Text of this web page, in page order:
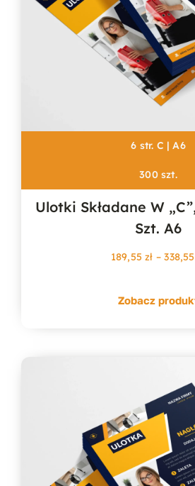
6 str. C | A6
300 szt.
Ulotki Składane W
Szt. A6
189,55zł – 338,55
Zobacz